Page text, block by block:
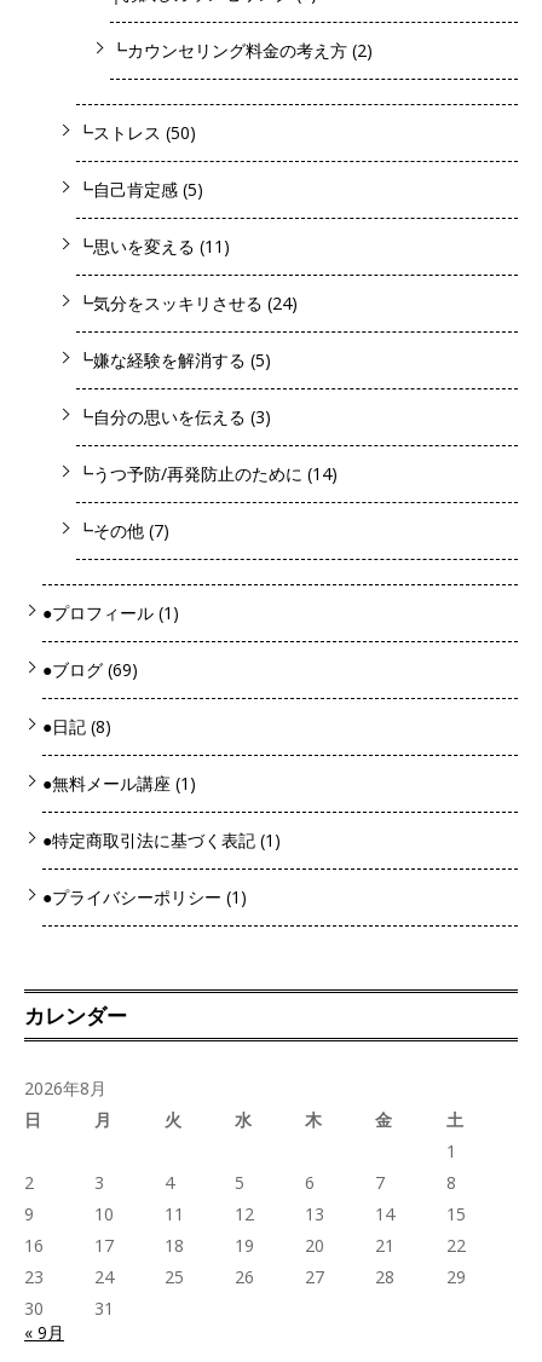
┗カウンセリング料金の考え方 (2)
┗ストレス (50)
┗自己肯定感 (5)
┗思いを変える (11)
┗気分をスッキリさせる (24)
┗嫌な経験を解消する (5)
┗自分の思いを伝える (3)
┗うつ予防/再発防止のために (14)
┗その他 (7)
●プロフィール (1)
●ブログ (69)
●日記 (8)
●無料メール講座 (1)
●特定商取引法に基づく表記 (1)
●プライバシーポリシー (1)
カレンダー
2026年8月
日
月 火 水 木 金
土
1
2
3 4 5 6 7
8
9
10 11 12 13 14
15
16
17 18 19 20 21
22
23
24 25 26 27 28
29
30
31
« 9月